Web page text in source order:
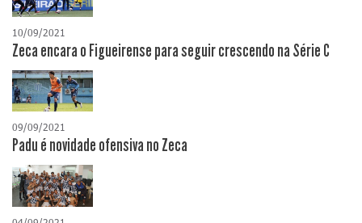
10/09/2021
Zeca encara o Figueirense para seguir crescendo na Série C
09/09/2021
Padu é novidade ofensiva no Zeca